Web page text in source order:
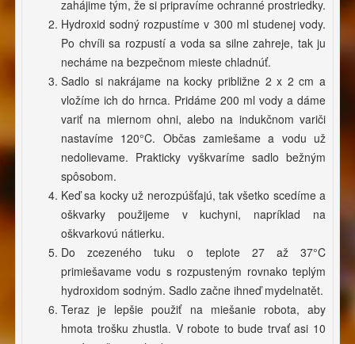
zahájime tým, že si pripravíme ochranné prostriedky.
Hydroxid sodný rozpustíme v 300 ml studenej vody.
Po chvíli sa rozpustí a voda sa silne zahreje, tak ju
necháme na bezpečnom mieste chladnúť.
Sadlo si nakrájame na kocky približne 2 x 2 cm a
vložíme ich do hrnca. Pridáme 200 ml vody a dáme
variť na miernom ohni, alebo na indukčnom variči
nastavíme 120°C. Občas zamiešame a vodu už
nedolievame. Prakticky vyškvaríme sadlo bežným
spôsobom.
Keď sa kocky už nerozpúšťajú, tak všetko scedíme a
oškvarky použijeme v kuchyni, napríklad na
oškvarkovú nátierku.
Do zcezeného tuku o teplote 27 až 37°C
primiešavame vodu s rozpusteným rovnako teplým
hydroxidom sodným. Sadlo začne ihneď mydelnatět.
Teraz je lepšie použiť na miešanie robota, aby
hmota trošku zhustla. V robote to bude trvať asi 10